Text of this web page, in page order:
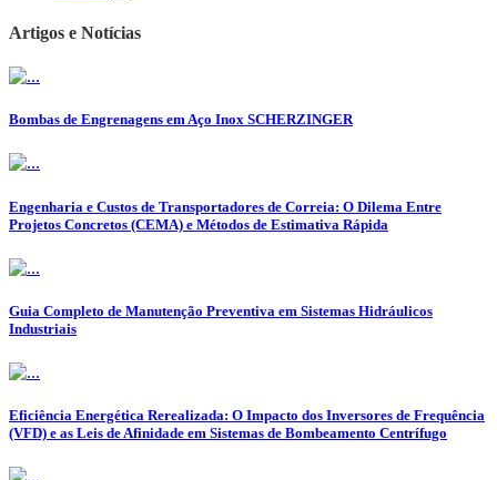
Artigos e Notícias
Bombas de Engrenagens em Aço Inox SCHERZINGER
Engenharia e Custos de Transportadores de Correia: O Dilema Entre
Projetos Concretos (CEMA) e Métodos de Estimativa Rápida
Guia Completo de Manutenção Preventiva em Sistemas Hidráulicos
Industriais
Eficiência Energética Rerealizada: O Impacto dos Inversores de Frequência
(VFD) e as Leis de Afinidade em Sistemas de Bombeamento Centrífugo